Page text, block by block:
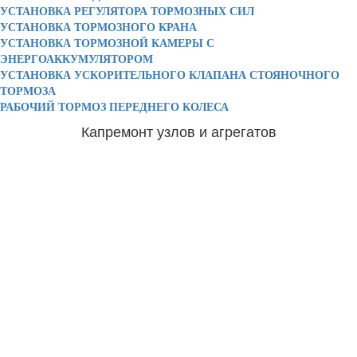
УСТАНОВКА РЕГУЛЯТОРА ТОРМОЗНЫХ СИЛ
УСТАНОВКА ТОРМОЗНОГО КРАНА
УСТАНОВКА ТОРМОЗНОЙ КАМЕРЫ С
ЭНЕРГОАККУМУЛЯТОРОМ
УСТАНОВКА УСКОРИТЕЛЬНОГО КЛАПАНА СТОЯНОЧНОГО
ТОРМОЗА
РАБОЧИЙ ТОРМОЗ ПЕРЕДНЕГО КОЛЕСА
Капремонт узлов и агрегатов